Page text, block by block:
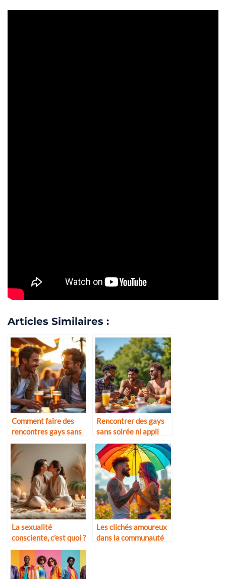
Articles Similaires :
Comment faire des
rencontres gays sans
passer par les applis
Rencontrer des gays
sans soirée ni appli
La sexualité
consciente, c’est quoi ?
Les clichés amoureux
dans la communauté